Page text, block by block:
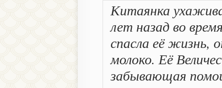
Китаянка
лет назад во
спасла её жизнь,
молоко. Её
забывающая